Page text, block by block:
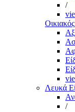
/
Λευκά
/